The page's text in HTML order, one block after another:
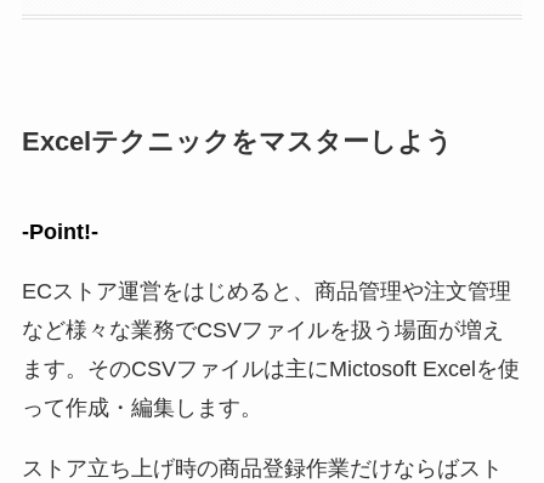
Excelテクニックをマスターしよう
-Point!-
ECストア運営をはじめると、商品管理や注文管理
など様々な業務でCSVファイルを扱う場面が増え
ます。そのCSVファイルは主にMictosoft Excelを使
って作成・編集します。
ストア立ち上げ時の商品登録作業だけならばスト